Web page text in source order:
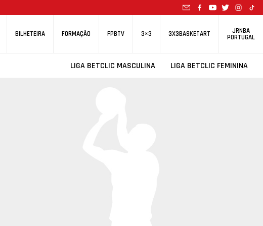
BILHETEIRA FORMAÇÃO FPBTV 3×3 3X3BASKETART JRNBA
PORTUGAL
LIGA BETCLIC MASCULINA LIGA BETCLIC FEMININA